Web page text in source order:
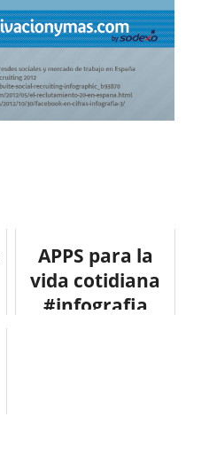
APPS para la
vida cotidiana
#infografia